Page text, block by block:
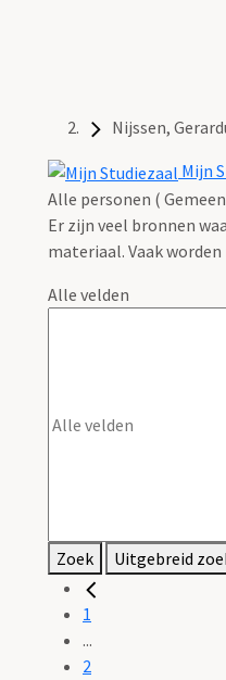
Nijssen,
Mijn
Alle personen (
Er zijn veel bronnen
materiaal. Vaak
Alle velden
Zoek Uitgebreid
1
...
2